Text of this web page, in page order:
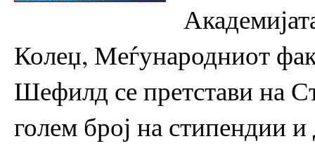
Колеџ, Меѓународниот
Шефилд се претстави на
голем број на стипендии